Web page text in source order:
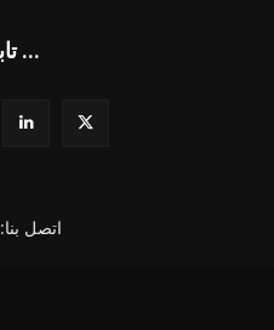
تابعونا ...
اتصل بنا: